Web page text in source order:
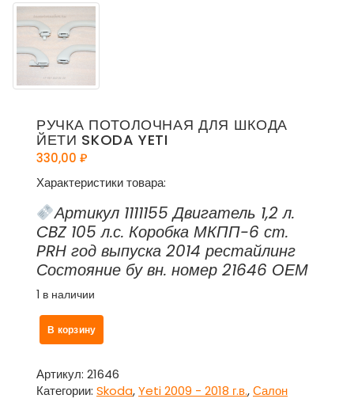
РУЧКА ПОТОЛОЧНАЯ ДЛЯ ШКОДА
ЙЕТИ SKODA YETI
330,00 ₽
Характеристики товара:
Артикул 1111155 Двигатель 1,2 л.
CBZ 105 л.с. Коробка МКПП-6 ст.
PRH год выпуска 2014 рестайлинг
Состояние бу вн. номер 21646 ОЕМ
1 в наличии
Количество
товара
потолочная
для
В корзину
Артикул: 21646
Категории: Skoda,Yeti 2009 - 2018 г.в.,Салон